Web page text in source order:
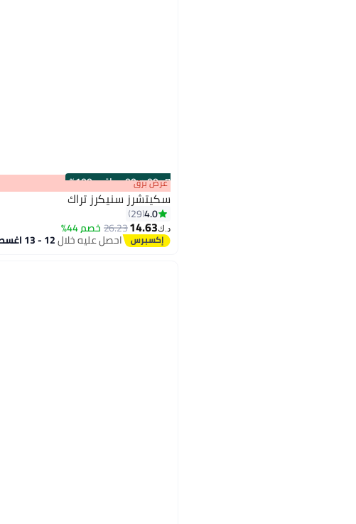
00m:00s
·باقي 100% عرض برق
سكيتشرز سنيكرز تراك
4.0
29
د.ك‏14.63
26.23خصم 44%
احصل عليه خلال12 - 13 اغسطس